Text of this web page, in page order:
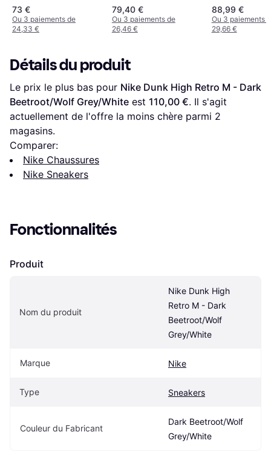
73 €
Ou 3 paiements de
24,33 €
79,40 €
Ou 3 paiements de
26,46 €
Red
88,99 €
Ou 3 paiements
29,66 €
Détails du produit
Le prix le plus bas pour Nike Dunk High Retro M - Dark
Beetroot/Wolf Grey/White est 110,00 €. Il s'agit
actuellement de l'offre la moins chère parmi 2
magasins.
Comparer:
Nike Chaussures
Nike Sneakers
Fonctionnalités
Produit
Nom du produit
Nike Dunk High
Retro M - Dark
Beetroot/Wolf
Grey/White
Marque Nike
Type Sneakers
Couleur du Fabricant
Dark Beetroot/Wolf
Grey/White